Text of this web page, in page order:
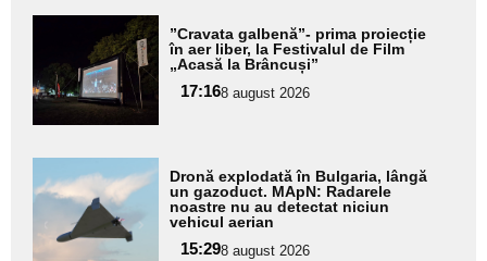
Adaugă
aici textul
pentru
subtitlu
”Cravata galbenă”- prima proiecție
în aer liber, la Festivalul de Film
„Acasă la Brâncuși”
17:168 august 2026
Adaugă
aici textul
pentru
subtitlu
Dronă explodată în Bulgaria, lângă
un gazoduct. MApN: Radarele
noastre nu au detectat niciun
vehicul aerian
15:298 august 2026